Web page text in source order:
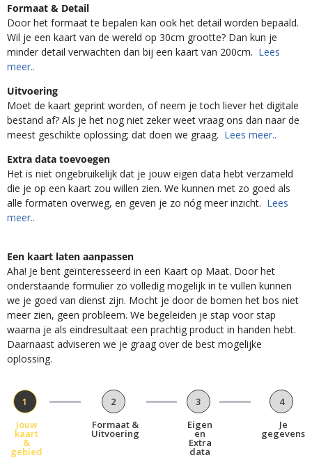
Formaat & Detail
Door het formaat te bepalen kan ook het detail worden bepaald.
Wil je een kaart van de wereld op 30cm grootte? Dan kun je
minder detail verwachten dan bij een kaart van 200cm. Lees
meer..
Uitvoering
Moet de kaart geprint worden, of neem je toch liever het digitale
bestand af? Als je het nog niet zeker weet vraag ons dan naar de
meest geschikte oplossing; dat doen we graag. Lees meer..
Extra data toevoegen
Het is niet ongebruikelijk dat je jouw eigen data hebt verzameld
die je op een kaart zou willen zien. We kunnen met zo goed als
alle formaten overweg, en geven je zo nóg meer inzicht. Lees
meer..
Een kaart laten aanpassen
Aha! Je bent geïnteresseerd in een Kaart op Maat. Door het
onderstaande formulier zo volledig mogelijk in te vullen kunnen
we je goed van dienst zijn. Mocht je door de bomen het bos niet
meer zien, geen probleem. We begeleiden je stap voor stap
waarna je als eindresultaat een prachtig product in handen hebt.
Daarnaast adviseren we je graag over de best mogelijke
oplossing.
1
Jouw
kaart
&
gebied
2
Formaat &
Uitvoering
3
Eigen
en
Extra
data
4
Je
gegevens